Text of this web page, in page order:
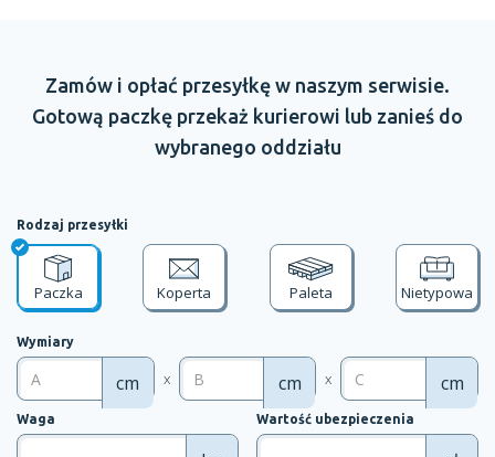
Zamów i opłać przesyłkę w naszym serwisie.
Gotową paczkę przekaż kurierowi lub zanieś do
wybranego oddziału
Rodzaj przesyłki
Paczka Koperta Paleta Nietypowa
Wymiary
cm x cm x cm
Waga Wartość ubezpieczenia